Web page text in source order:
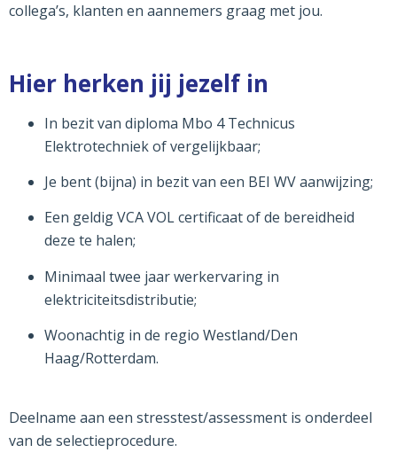
collega’s, klanten en aannemers graag met jou.
Hier herken jij jezelf in
In bezit van diploma Mbo 4 Technicus
Elektrotechniek of vergelijkbaar;
Je bent (bijna) in bezit van een BEI WV aanwijzing;
Een geldig VCA VOL certificaat of de bereidheid
deze te halen;
Minimaal twee jaar werkervaring in
elektriciteitsdistributie;
Woonachtig in de regio Westland/Den
Haag/Rotterdam.
Deelname aan een stresstest/assessment is onderdeel
van de selectieprocedure.